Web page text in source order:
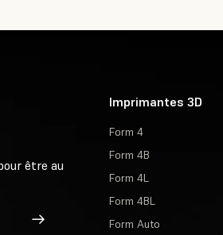
être au
Inscription
Imprimantes 3D
Form 4
Form 4B
Form 4L
Form 4BL
Form Auto